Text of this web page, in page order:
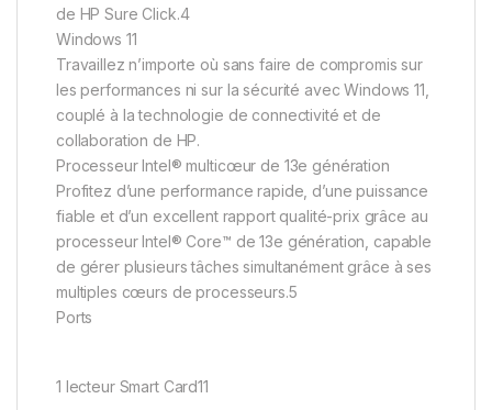
de HP Sure Click.4
Windows 11
Travaillez n’importe où sans faire de compromis sur
les performances ni sur la sécurité avec Windows 11,
couplé à la technologie de connectivité et de
collaboration de HP.
Processeur Intel® multicœur de 13e génération
Profitez d’une performance rapide, d’une puissance
fiable et d’un excellent rapport qualité-prix grâce au
processeur Intel® Core™ de 13e génération, capable
de gérer plusieurs tâches simultanément grâce à ses
multiples cœurs de processeurs.5
Ports
1 lecteur Smart Card11